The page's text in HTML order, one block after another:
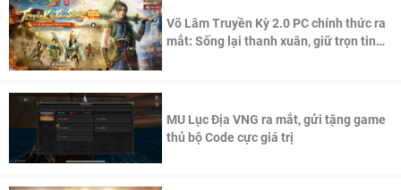
Võ Lâm Truyền Kỳ 2.0 PC chính thức ra
mắt: Sống lại thanh xuân, giữ trọn tinh
MU Lục Địa VNG ra mắt, gửi tặng game
thủ bộ Code cực giá trị